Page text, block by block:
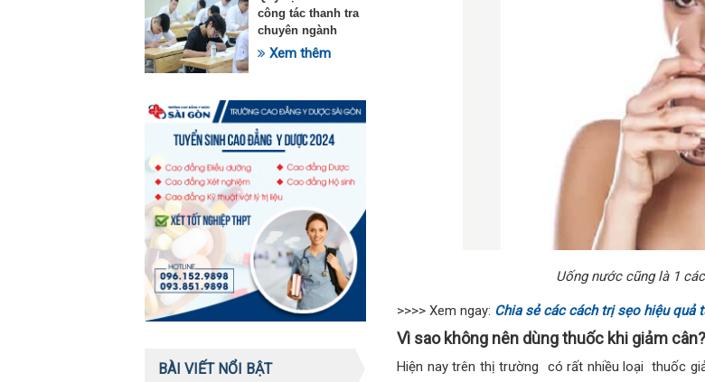
công tác thanh tra
chuyên ngành
trong lĩnh vực giáo
Xem thêm
BÀI VIẾT NỔI BẬT
Uống nước cũng là 1
>>>> Xem ngay: Chia sẻ các cách trị sẹo hiệu quả
Vì sao không nên dùng thuốc khi giảm cân?
Hiện nay trên thị trường có rất nhiều loại thuốc